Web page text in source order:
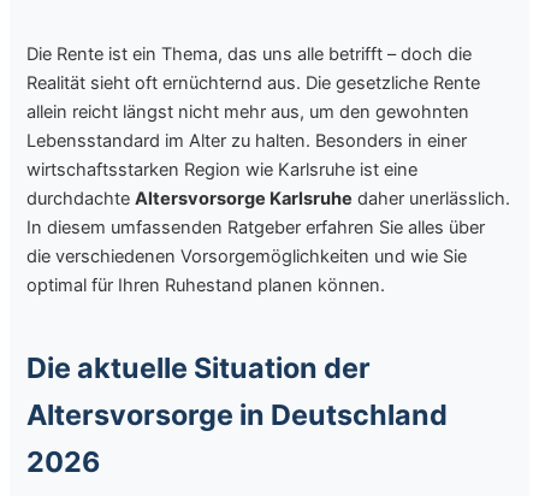
Die Rente ist ein Thema, das uns alle betrifft – doch die
Realität sieht oft ernüchternd aus. Die gesetzliche Rente
allein reicht längst nicht mehr aus, um den gewohnten
Lebensstandard im Alter zu halten. Besonders in einer
wirtschaftsstarken Region wie Karlsruhe ist eine
durchdachteAltersvorsorge Karlsruhe daher unerlässlich.
In diesem umfassenden Ratgeber erfahren Sie alles über
die verschiedenen Vorsorgemöglichkeiten und wie Sie
optimal für Ihren Ruhestand planen können.
Die aktuelle Situation der
Altersvorsorge in Deutschland
2026